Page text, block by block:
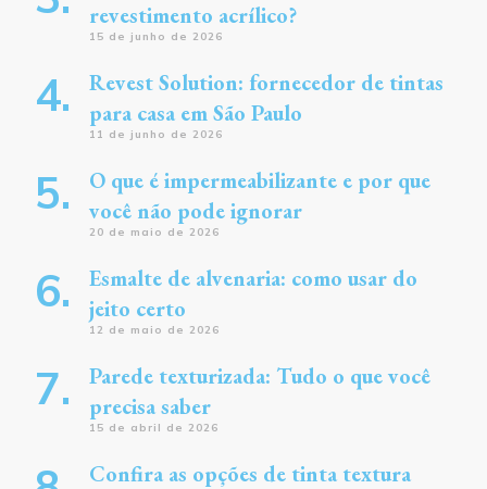
revestimento acrílico?
15 de junho de 2026
Revest Solution: fornecedor de tintas
para casa em São Paulo
11 de junho de 2026
O que é impermeabilizante e por que
você não pode ignorar
20 de maio de 2026
Esmalte de alvenaria: como usar do
jeito certo
12 de maio de 2026
Parede texturizada: Tudo o que você
precisa saber
15 de abril de 2026
Confira as opções de tinta textura